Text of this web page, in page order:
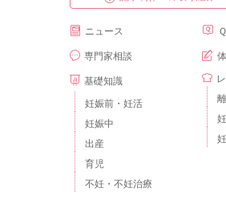
ニュース
専門家相談
基礎知識
妊娠前・妊活
妊娠中
出産
育児
不妊・不妊治療